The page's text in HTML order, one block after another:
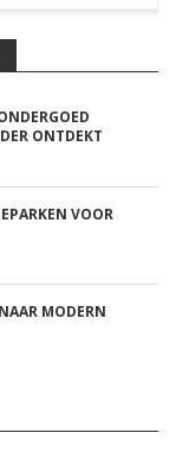
ONTDEKT
VOOR
MODERN